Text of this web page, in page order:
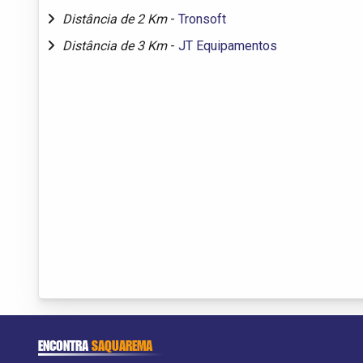
Distância de 2 Km - Tronsoft
Distância de 3 Km - JT Equipamentos
ENCONTRASAQUAREMA